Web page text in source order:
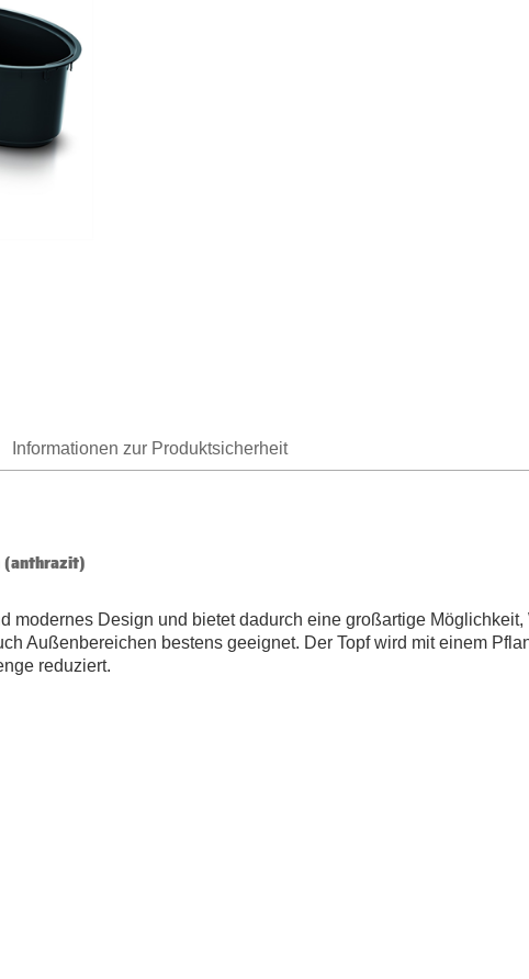
Informationen zur Produktsicherheit
(anthrazit)
modernes Design und bietet dadurch eine großartige
Außenbereichen bestens geeignet. Der Topf wird mit einem
reduziert.